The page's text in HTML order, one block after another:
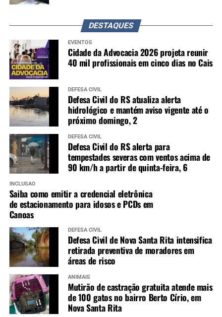
DESTAQUES
EVENTOS
Cidade da Advocacia 2026 projeta reunir
40 mil profissionais em cinco dias no Cais
DEFESA CIVIL
Defesa Civil do RS atualiza alerta
hidrológico e mantém aviso vigente até o
próximo domingo, 2
DEFESA CIVIL
Defesa Civil do RS alerta para
tempestades severas com ventos acima de
90 km/h a partir de quinta-feira, 6
INCLUSÃO
Saiba como emitir a credencial eletrônica
de estacionamento para idosos e PCDs em
Canoas
DEFESA CIVIL
Defesa Civil de Nova Santa Rita intensifica
retirada preventiva de moradores em
áreas de risco
ANIMAIS
Mutirão de castração gratuita atende mais
de 100 gatos no bairro Berto Círio, em
Nova Santa Rita